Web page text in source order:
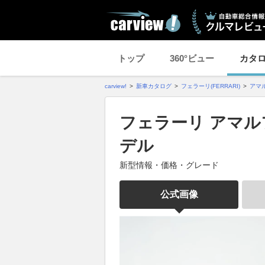
トップ 360°ビュー カタ
carview! 新車カタログ フェラーリ(FERRARI) アマ
フェラーリ アマ
デル
新型情報・価格・グレード
公式画像